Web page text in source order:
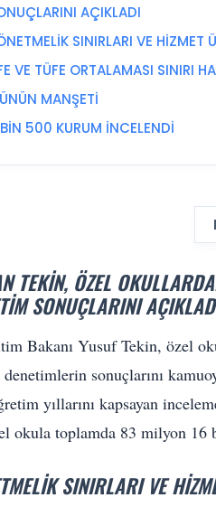
AÇIKLADI
SINIRLARI VE HİZMET
VE TÜFE ORTALAMASI SINIRI
MANŞETİ
500 KURUM İNCELENDİ
TEKIN, ÖZEL
SONUÇLARINI
Bakanı Yusuf Tekin, özel
denetimlerin sonuçlarını
yıllarını kapsayan
okula toplamda 83 milyon 16
SINIRLARI VE